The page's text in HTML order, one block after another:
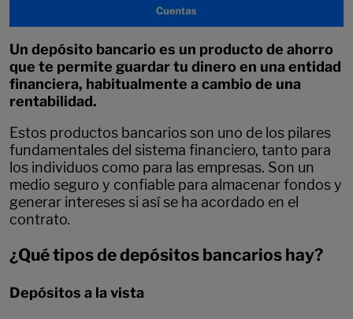
Un depósito bancario es un producto de ahorro
que te permite guardar tu dinero en una entidad
financiera, habitualmente a cambio de una
rentabilidad.
Estos productos bancarios son uno de los pilares
fundamentales del sistema financiero, tanto para
los individuos como para las empresas. Son un
medio seguro y confiable para almacenar fondos y
generar intereses si así se ha acordado en el
contrato.
¿Qué tipos de depósitos bancarios hay?
Depósitos a la vista